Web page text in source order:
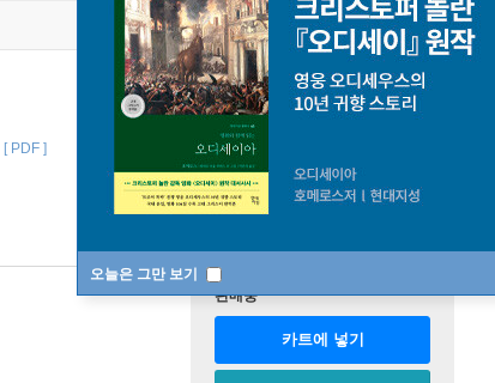
오늘은 그만 보기
[ PDF ]
판매중
카트에 넣기